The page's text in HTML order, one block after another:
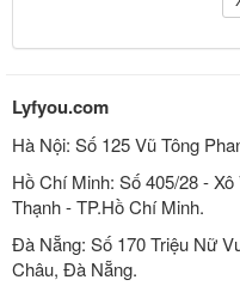
Lyfyou.com
Hà Nội: Số 125 Vũ Tông
Hồ Chí Minh: Số 405/28 -
Thạnh - TP.Hồ Chí Minh.
Đà Nẵng: Số 170 Triệu Nữ
Châu, Đà Nẵng.